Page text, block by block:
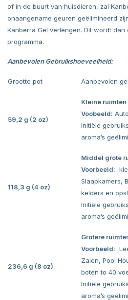
of in de buurt van huisdieren, zal
onaangename geuren geëlimineerd
Kanberra Gel verlengen. Dit wordt
programma.
Aanbevolen Gebruikshoeveelheid:
Grootte pot Aanbevolen
59,2 g (2 oz)
Kleine ruimten
Voobeeld:
Initiële
aroma’s
118,3 g (4 oz)
Middel grote
Voorbeeld:
Slaapkamers,
kelders en
Initiële
aroma’s
236,6 g (8 oz)
Grotere
Voorbeeld:
Zalen, Pool
boten to 40
Initiële
aroma’s